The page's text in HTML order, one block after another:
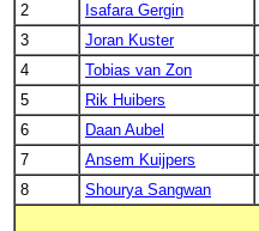
2
Isafara Gergin
3
Joran Kuster
4
Tobias van Zon
5
Rik Huibers
6
Daan Aubel
7
Ansem Kuijpers
8
Shourya Sangwan